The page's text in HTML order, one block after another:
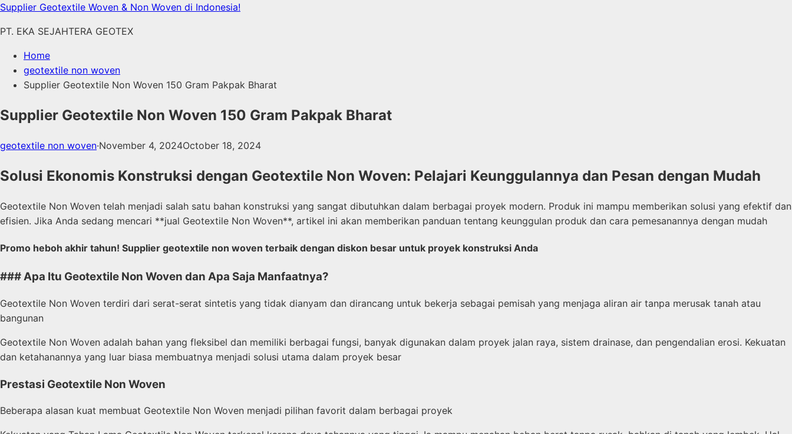
Skip
content
Supplier Geotextile Woven & Non Woven di Indonesia!
PT. EKA SEJAHTERA GEOTEX
Home
geotextile non woven
Supplier Geotextile Non Woven 150 Gram Pakpak Bharat
Supplier Geotextile Non Woven 150 Gram Pakpak Bharat
geotextile non woven·November 4, 2024October 18, 2024
Solusi Ekonomis Konstruksi dengan Geotextile Non Woven: Pelajari Keunggulannya dan Pesan dengan Mudah
Geotextile Non Woven telah menjadi salah satu bahan konstruksi yang sangat dibutuhkan dalam berbagai proyek modern. Produk ini mampu memberikan solusi yang efektif dan
efisien. Jika Anda sedang mencari **jual Geotextile Non Woven**, artikel ini akan memberikan panduan tentang keunggulan produk dan cara pemesanannya dengan mudah
Promo heboh akhir tahun! Supplier geotextile non woven terbaik dengan diskon besar untuk proyek konstruksi Anda
### Apa Itu Geotextile Non Woven dan Apa Saja Manfaatnya?
Geotextile Non Woven terdiri dari serat-serat sintetis yang tidak dianyam dan dirancang untuk bekerja sebagai pemisah yang menjaga aliran air tanpa merusak tanah atau
bangunan
Geotextile Non Woven adalah bahan yang fleksibel dan memiliki berbagai fungsi, banyak digunakan dalam proyek jalan raya, sistem drainase, dan pengendalian erosi. Kekuatan
dan ketahanannya yang luar biasa membuatnya menjadi solusi utama dalam proyek besar
Prestasi Geotextile Non Woven
Beberapa alasan kuat membuat Geotextile Non Woven menjadi pilihan favorit dalam berbagai proyek